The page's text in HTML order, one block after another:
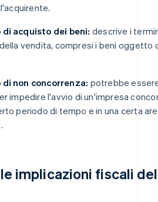
acquisto dei beni: descrive i
vendita, compresi i beni oggetto
non concorrenza: potrebbe
impedire l'avvio di un'impresa
periodo di tempo e in una certa
implicazioni fiscali